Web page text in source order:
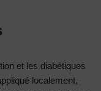
et les diabétiques
localement,